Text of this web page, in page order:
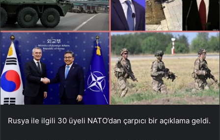
Rusya ile ilgili 30 üyeli NATO’dan çarpıcı bir açıklama geldi.